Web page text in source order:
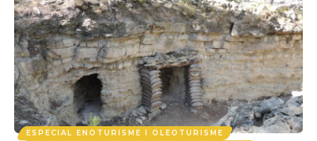
ESPECIAL ENOTURISME I OLEOTURISME SORTIDA 73
TORCLUM: L’OLI AMB CARÀCTER
OLEOTURISME AL BAIX PENEDÈS
ESPECIAL ENOTURISME I OLEOTURISME